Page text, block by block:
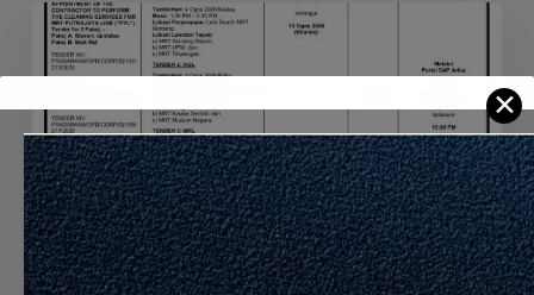
APPOINTMENT
OF
THE
TO
PERFORM
THE
CLEANING
SERVICES
FOR
✕